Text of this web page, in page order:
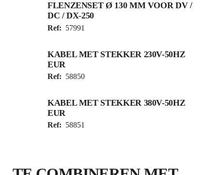
FLENZENSET Ø 130 MM VOOR DV /
DC / DX-250
Ref: 57991
KABEL MET STEKKER 230V-50HZ
EUR
Ref: 58850
KABEL MET STEKKER 380V-50HZ
EUR
Ref: 58851